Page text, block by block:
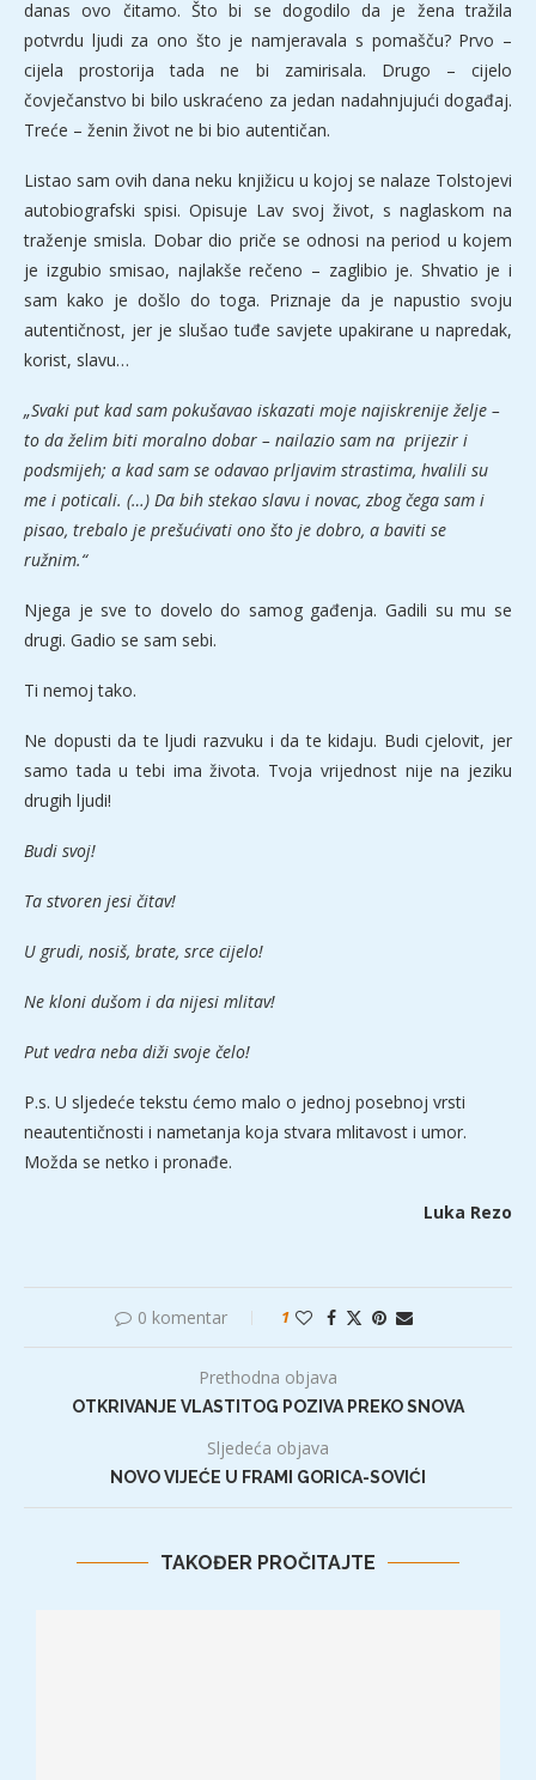
danas ovo čitamo. Što bi se dogodilo da je žena tražila
potvrdu ljudi za ono što je namjeravala s pomašču? Prvo –
cijela prostorija tada ne bi zamirisala. Drugo – cijelo
čovječanstvo bi bilo uskraćeno za jedan nadahnjujući događaj.
Treće – ženin život ne bi bio autentičan.
Listao sam ovih dana neku knjižicu u kojoj se nalaze Tolstojevi
autobiografski spisi. Opisuje Lav svoj život, s naglaskom na
traženje smisla. Dobar dio priče se odnosi na period u kojem
je izgubio smisao, najlakše rečeno – zaglibio je. Shvatio je i
sam kako je došlo do toga. Priznaje da je napustio svoju
autentičnost, jer je slušao tuđe savjete upakirane u napredak,
korist, slavu…
„Svaki put kad sam pokušavao iskazati moje najiskrenije želje –
to da želim biti moralno dobar – nailazio sam na prijezir i
podsmijeh; a kad sam se odavao prljavim strastima, hvalili su
me i poticali. (…) Da bih stekao slavu i novac, zbog čega sam i
pisao, trebalo je prešućivati ono što je dobro, a baviti se
ružnim.“
Njega je sve to dovelo do samog gađenja. Gadili su mu se
drugi. Gadio se sam sebi.
Ti nemoj tako.
Ne dopusti da te ljudi razvuku i da te kidaju. Budi cjelovit, jer
samo tada u tebi ima života. Tvoja vrijednost nije na jeziku
drugih ljudi!
Budi svoj!
Ta stvoren jesi čitav!
U grudi, nosiš, brate, srce cijelo!
Ne kloni dušom i da nijesi mlitav!
Put vedra neba diži svoje čelo!
P.s. U sljedeće tekstu ćemo malo o jednoj posebnoj vrsti
neautentičnosti i nametanja koja stvara mlitavost i umor.
Možda se netko i pronađe.
Luka Rezo
0 komentar 1
Prethodna objava
OTKRIVANJE VLASTITOG POZIVA PREKO SNOVA
Sljedeća objava
NOVO VIJEĆE U FRAMI GORICA-SOVIĆI
TAKOĐER PROČITAJTE